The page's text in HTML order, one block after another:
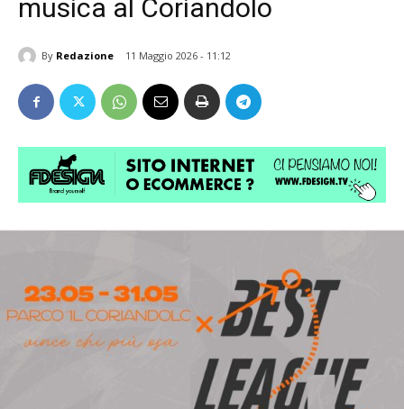
musica al Coriandolo
By Redazione 11 Maggio 2026 - 11:12